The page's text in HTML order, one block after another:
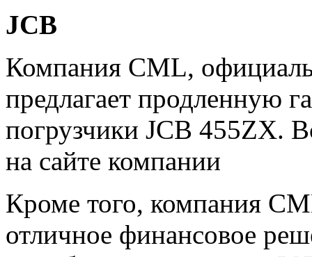
JCB
Компания CML,
предлагает продленную
погрузчики JCB 455ZX.
на сайте компании
Кроме того, компания
отличное финансовое